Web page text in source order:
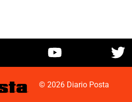
© 2026 Diario Posta